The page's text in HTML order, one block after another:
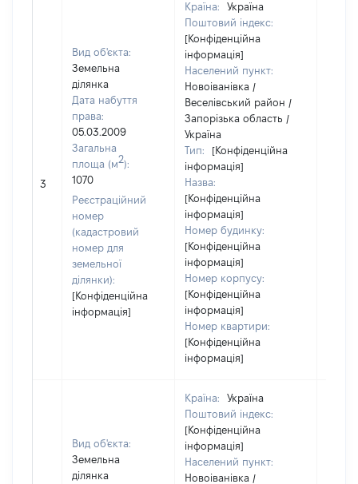
3
Вид об'єкта:
Земельна
ділянка
Дата набуття
права:
05.03.2009
Загальна
площа (м2):
1070
Реєстраційний
номер
(кадастровий
номер для
земельної
ділянки):
[Конфіденційна
інформація]
Країна:
Україна
Поштовий індекс:
[Конфіденційна
інформація]
Населений пункт:
Новоіванівка /
Веселівський район /
Запорізька область /
Україна
Тип:
[Конфіденційна
інформація]
Назва:
[Конфіденційна
інформація]
Номер будинку:
[Конфіденційна
інформація]
Номер корпусу:
[Конфіденційна
інформація]
Номер квартири:
[Конфіденційна
інформація]
Вид об'єкта:
Земельна
ділянка
Країна:
Україна
Поштовий індекс:
[Конфіденційна
інформація]
Населений пункт:
Новоіванівка /